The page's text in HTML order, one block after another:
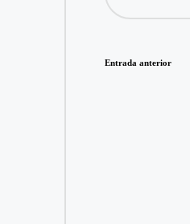
Entrada anterior